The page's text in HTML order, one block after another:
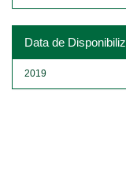
Data de
2019